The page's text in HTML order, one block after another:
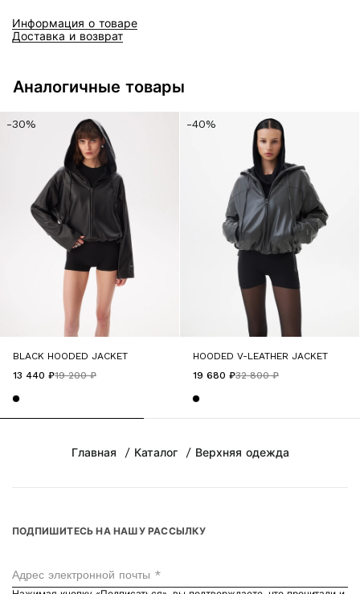
Информация о товаре
Доставка и возврат
Аналогичные товары
-30%
BLACK HOODED JACKET
19 200 ₽
13 440 ₽
-40%
HOODED V-LEATHER JACKET
32 800 ₽
19 680 ₽
Главная Каталог Верхняя одежда
ПОДПИШИТЕСЬ НА НАШУ РАССЫЛКУ
Адрес электронной почты *